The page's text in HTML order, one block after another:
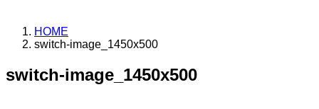
HOME
switch-image_1450x500
switch-image_1450x500